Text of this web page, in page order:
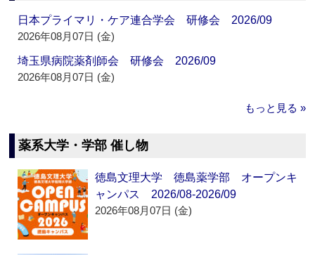
日本プライマリ・ケア連合学会 研修会 2026/09
2026年08月07日 (金)
埼玉県病院薬剤師会 研修会 2026/09
2026年08月07日 (金)
もっと見る »
薬系大学・学部 催し物
徳島文理大学 徳島薬学部 オープンキ
ャンパス 2026/08-2026/09
2026年08月07日 (金)